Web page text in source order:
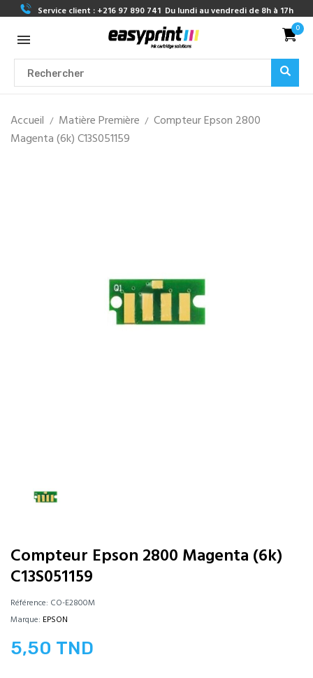
Service client : +216 97 890 741 Du lundi au vendredi de 8h à 17h
0
Accueil Matière Première
Compteur Epson 2800
Magenta (6k) C13S051159
Compteur Epson 2800 Magenta (6k)
C13S051159
Référence: CO-E2800M
Marque: EPSON
5,50 TND